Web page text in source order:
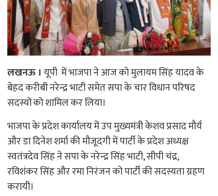
लखनऊ । यूपी में भाजपा ने आज को मुलायम सिंह यादव के
बेहद करीबी नरेन्द्रभाटी समेत सपा के चार विधान परिषद
सदस्यों को शामिल कर लिया।
भाजपा के प्रदेश कार्यालय में उप मुख्यमंत्री केशव प्रसाद मौर्य
और डा दिनेश शर्मा की मौजूदगी में पार्टी के प्रदेश अध्यक्ष
स्वतंत्रदेव सिंह ने सपा के नरेन्द्र सिंह भाटी, सीपी चंद्र,
रविशंकर सिंह और रमा निरंजन को पार्टी की सदस्यता ग्रहण
करायी।